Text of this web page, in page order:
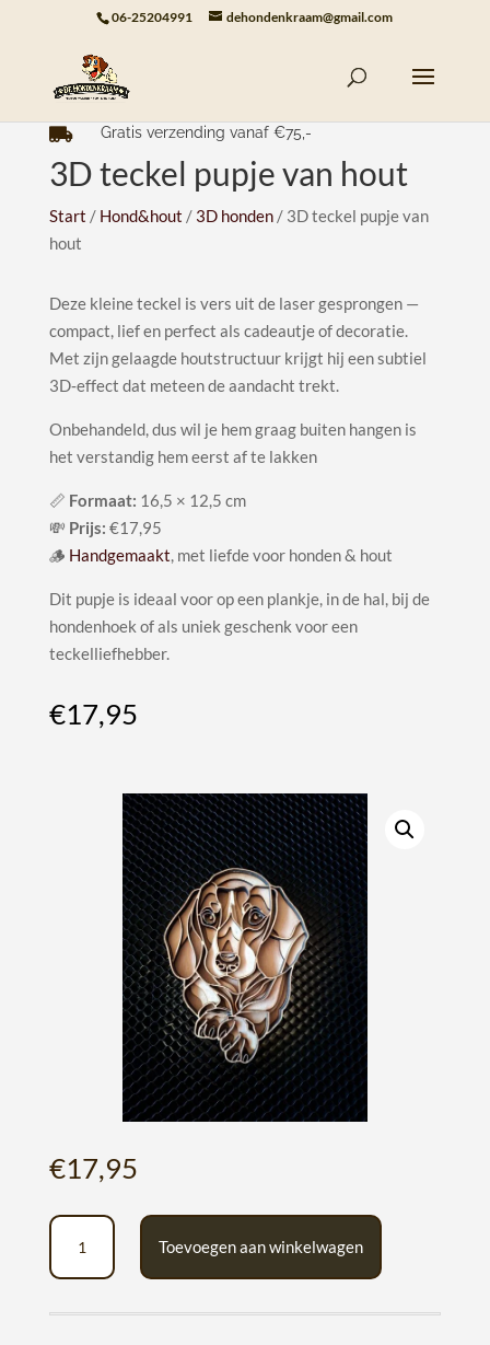
06-25204991 dehondenkraam@gmail.com
 Gratis verzending vanaf €75,-
3D teckel pupje van hout
Start / Hond&hout / 3D honden/ 3D teckel pupje van
hout
Deze kleine teckel is vers uit de laser gesprongen —
compact, lief en perfect als cadeautje of decoratie.
Met zijn gelaagde houtstructuur krijgt hij een subtiel
3D‑effect dat meteen de aandacht trekt.
Onbehandeld, dus wil je hem graag buiten hangen is
het verstandig hem eerst af te lakken
📏 Formaat: 16,5 × 12,5 cm
💸 Prijs: €17,95
🪵 Handgemaakt, met liefde voor honden & hout
Dit pupje is ideaal voor op een plankje, in de hal, bij de
hondenhoek of als uniek geschenk voor een
teckelliefhebber.
€17,95
€17,95
3D
teckel
pupje
van
Toevoegen aan winkelwagen
A
e